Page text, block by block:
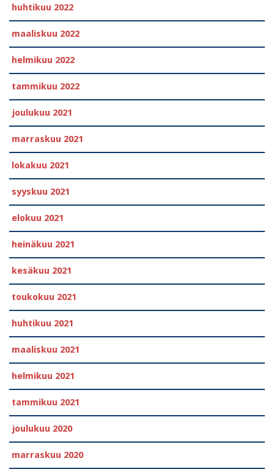
huhtikuu 2022
maaliskuu 2022
helmikuu 2022
tammikuu 2022
joulukuu 2021
marraskuu 2021
lokakuu 2021
syyskuu 2021
elokuu 2021
heinäkuu 2021
kesäkuu 2021
toukokuu 2021
huhtikuu 2021
maaliskuu 2021
helmikuu 2021
tammikuu 2021
joulukuu 2020
marraskuu 2020